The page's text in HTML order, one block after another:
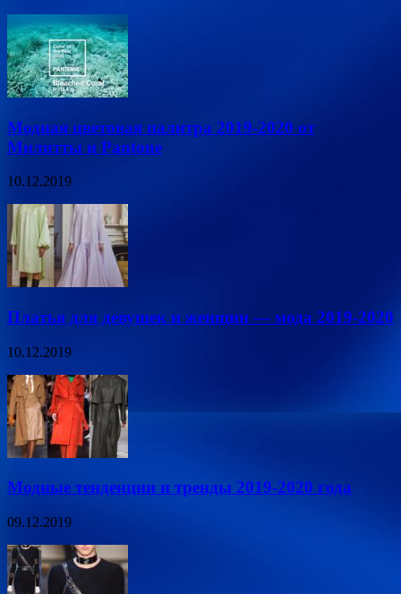
Модная цветовая палитра 2019-2020 от
Милитты и Pantone
10.12.2019
Платья для девушек и женщин — мода 2019-2020
10.12.2019
Модные тенденции и тренды 2019-2020 года
09.12.2019